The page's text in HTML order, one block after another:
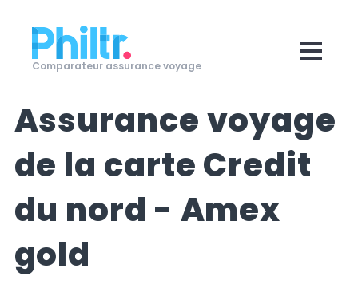
Comparateur assurance voyage
Assurance voyage
de la carteCredit
du nord - Amex
gold